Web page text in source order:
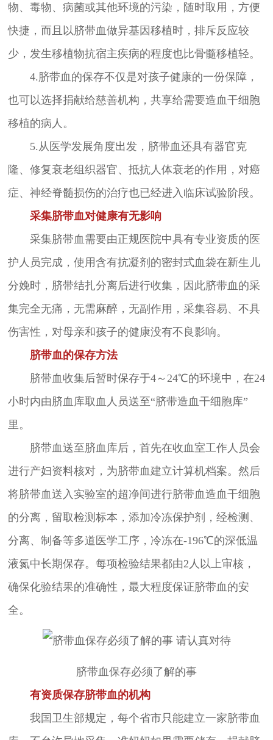
物、毒物、病菌或其他环境的污染，随时取用，方便
快捷，而且以脐带血做异基因移植时，排斥反应较
少，发生移植物抗宿主疾病的程度也比骨髓移植轻。
4.脐带血的保存不仅是对孩子健康的一份保障，
也可以选择捐献给慈善机构，共享给需要造血干细胞
移植的病人。
5.从医学发展角度出发，脐带血还具有器官克
隆、修复衰老组织器官、抵抗人体衰老的作用，对癌
症、神经脊髓损伤的治疗也已经进入临床试验阶段。
采集脐带血对健康有无影响
采集脐带血需要由正规医院中具有专业资质的医
护人员完成，使用含有抗凝剂的密封式血袋在新生儿
分娩时，脐带结扎分离后进行收集，因此脐带血的采
集完全无痛，无需麻醉，无副作用，采集容易、不具
伤害性，对母亲和孩子的健康没有不良影响。
脐带血的保存方法
脐带血收集后暂时保存于4～24℃的环境中，在24
小时内由脐血库取血人员送至“脐带造血干细胞库”
里。
脐带血送至脐血库后，首先在收血室工作人员会
进行产妇资料核对，为脐带血建立计算机档案。然后
将脐带血送入实验室的超净间进行脐带血造血干细胞
的分离，留取检测标本，添加冷冻保护剂，经检测、
分离、制备等多道医学工序，冷冻在-196℃的深低温
液氮中长期保存。每项检验结果都由2人以上审核，
确保化验结果的准确性，最大程度保证脐带血的安
全。
脐带血保存必须了解的事
有资质保存脐带血的机构
我国卫生部规定，每个省市只能建立一家脐带血